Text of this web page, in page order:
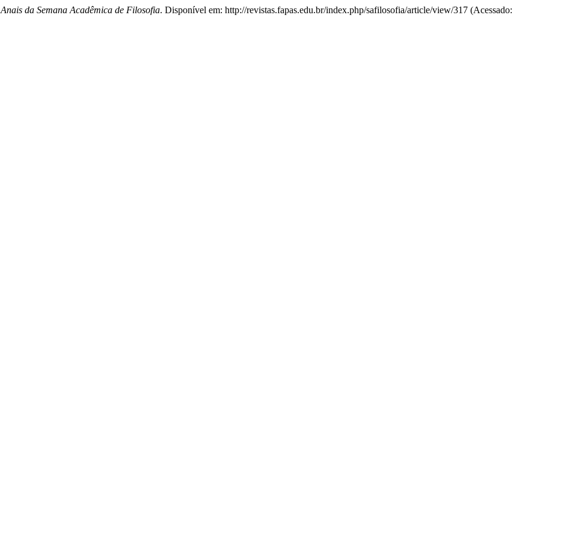
Anais da Semana Acadêmica de Filosofia. Disponível em: http://revistas.fapas.edu.br/index.php/safilosofia/article/view/317 (Acessado: